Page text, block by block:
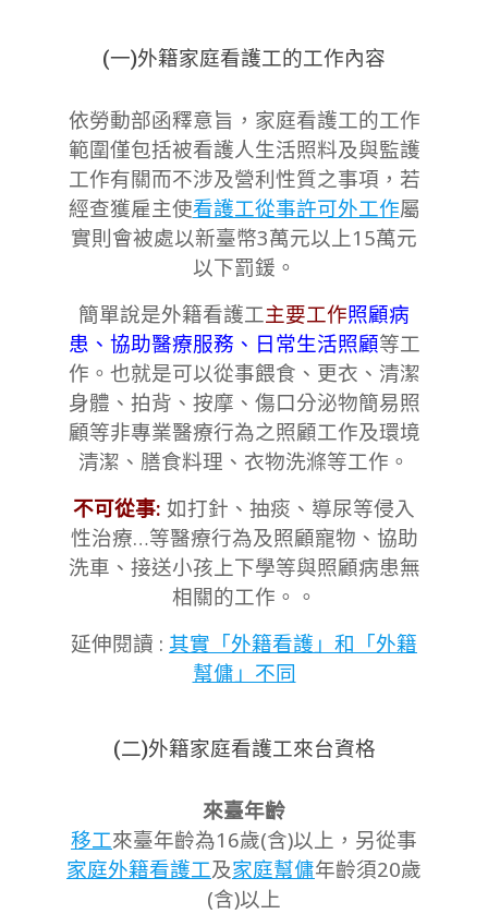
(一)外籍家庭看護工的工作內容
依勞動部函釋意旨，家庭看護工的工作
範圍僅包括被看護人生活照料及與監護
工作有關而不涉及營利性質之事項， 若
經查獲雇主使看護工從事許可外工作屬
實則會被處以新臺幣3萬元以上15萬元
以下罰鍰。
簡單說是外籍看護工主要工作照顧病
患、協助醫療服務、日常生活照顧等工
作。也就是可以從事餵食、更衣、清潔
身體、拍背、按摩、傷口分泌物簡易照
顧等非專業醫療行為之照顧工作及環境
清潔、膳食料理、衣物洗滌等工作。
不可從事: 如打針、抽痰、導尿等侵入
性治療…等醫療行為及照顧寵物、協助
洗車、接送小孩上下學等與照顧病患無
相關的工作。。
延伸閱讀 : 其實「外籍看護」和「外籍
幫傭」不同
(二)外籍家庭看護工來台資格
來臺年齡
移工來臺年齡為16歲(含)以上，另從事
家庭外籍看護工及家庭幫傭年齡須20歲
(含)以上